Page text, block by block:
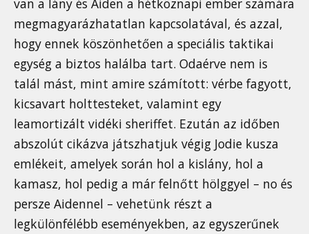
van a lány és Aiden a hétköznapi ember számára
megmagyarázhatatlan kapcsolatával, és azzal,
hogy ennek köszönhetően a speciális taktikai
egység a biztos halálba tart. Odaérve nem is
talál mást, mint amire számított: vérbe fagyott,
kicsavart holttesteket, valamint egy
leamortizált vidéki sheriffet. Ezután az időben
abszolút cikázva játszhatjuk végig Jodie kusza
emlékeit, amelyek során hol a kislány, hol a
kamasz, hol pedig a már felnőtt hölggyel – no és
persze Aidennel – vehetünk részt a
legkülönfélébb eseményekben, az egyszerűnek